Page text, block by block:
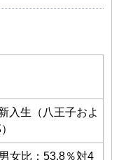
入生（八王子およ
女比：53.8％対4